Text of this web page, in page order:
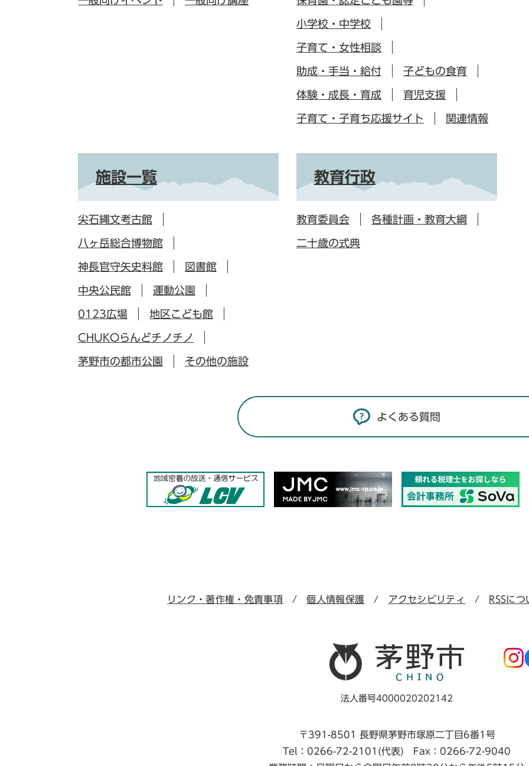
小学校・中学校
子育て・女性相談
助成・手当・給付 子どもの食育
体験・成長・育成 育児支援
子育て・子育ち応援サイト 関連情報
施設一覧
尖石縄文考古館
八ヶ岳総合博物館
神長官守矢史料館 図書館
中央公民館 運動公園
0123広場 地区こども館
CHUKOらんどチノチノ
茅野市の都市公園 その他の施設
教育行政
教育委員会 各種計画・教育大綱
二十歳の式典
よくある質問
リンク・著作権・免責事項 個人情報保護 アクセシビリティ RSSにつ
法人番号4000020202142
〒391-8501 長野県茅野市塚原二丁目6番1号
Tel：0266-72-2101(代表) Fax：0266-72-9040